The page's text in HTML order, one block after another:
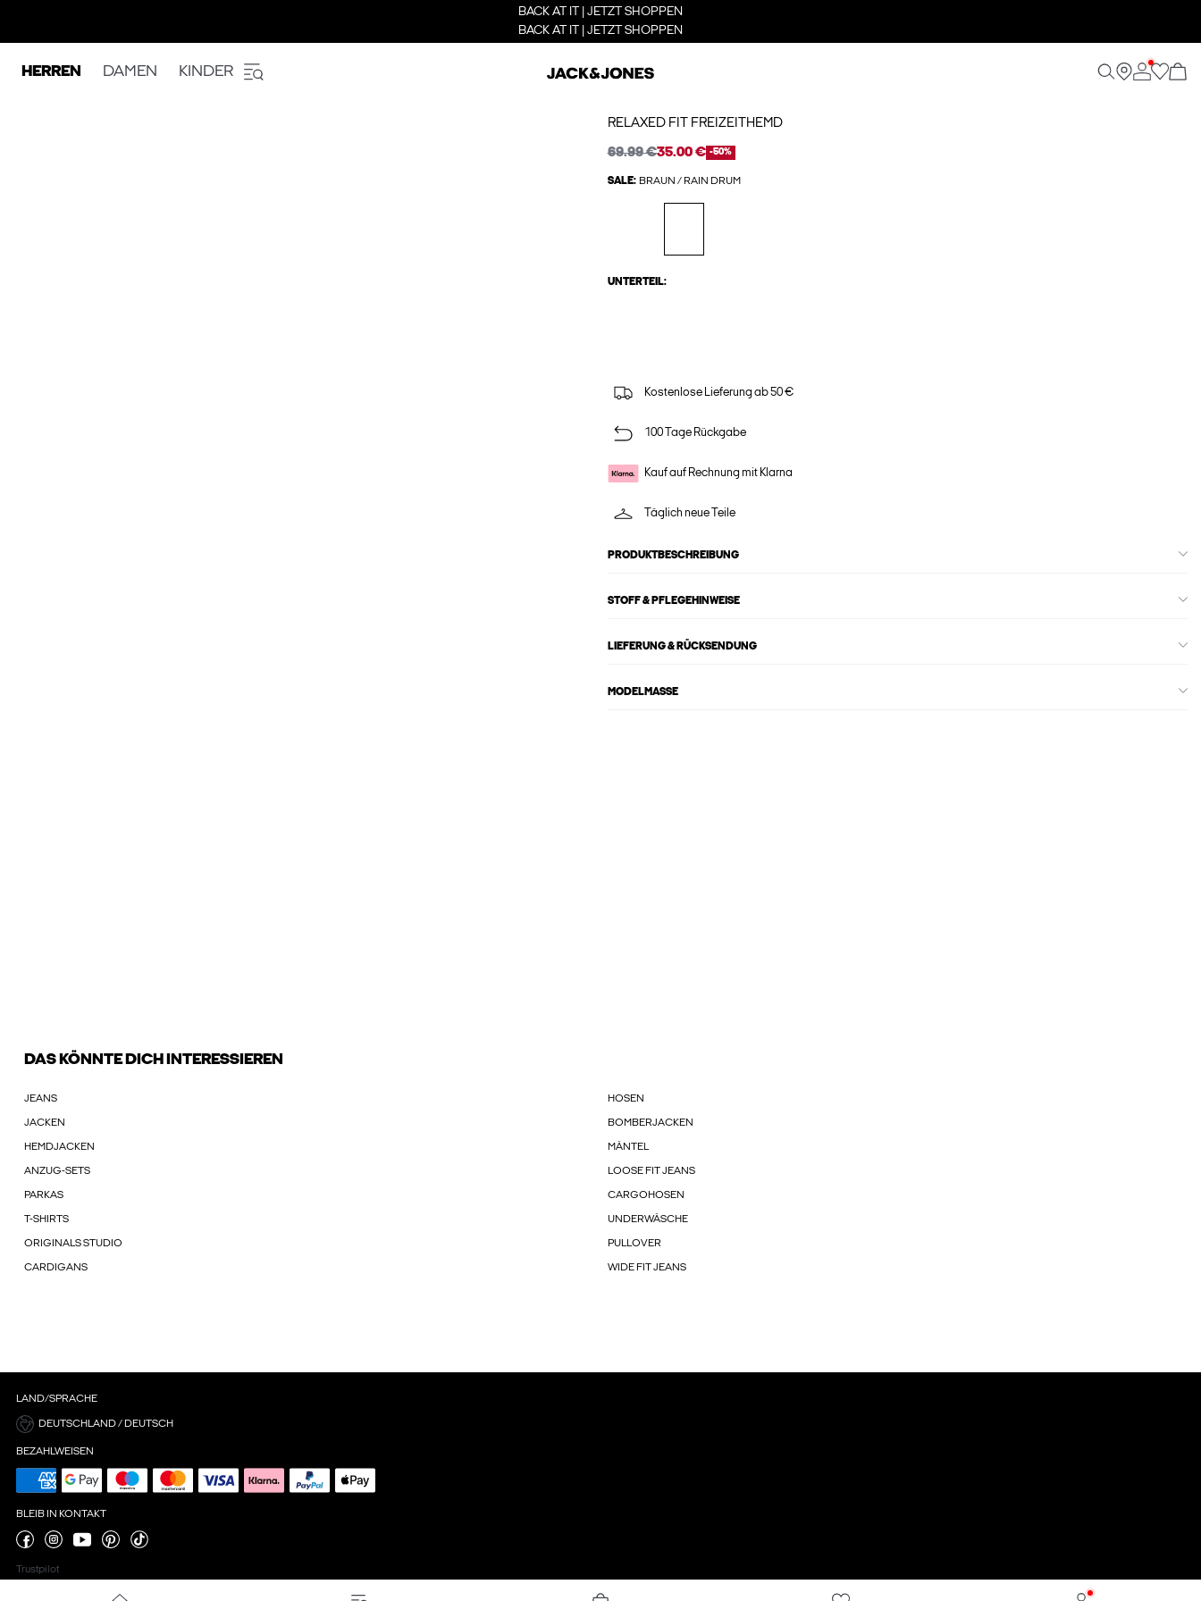
BACK AT IT | JETZT SHOPPEN
BACK AT IT | JETZT SHOPPEN
HERREN DAMEN KINDER
RELAXED FIT FREIZEITHEMD
69.99 €35.00 € -50%
SALE: BRAUN / RAIN DRUM
UNTERTEIL:
Kostenlose Lieferung ab 50 €
100 Tage Rückgabe
Kauf auf Rechnung mit Klarna
Täglich neue Teile
PRODUKTBESCHREIBUNG
STOFF & PFLEGEHINWEISE
LIEFERUNG & RÜCKSENDUNG
MODELMASSE
DAS KÖNNTE DICH INTERESSIEREN
JEANS HOSEN
JACKEN BOMBERJACKEN
HEMDJACKEN MÄNTEL
ANZUG-SETS LOOSE FIT JEANS
PARKAS CARGOHOSEN
T-SHIRTS UNDERWÄSCHE
ORIGINALS STUDIO PULLOVER
CARDIGANS WIDE FIT JEANS
LAND/SPRACHE
DEUTSCHLAND / DEUTSCH
BEZAHLWEISEN
BLEIB IN KONTAKT
Trustpilot